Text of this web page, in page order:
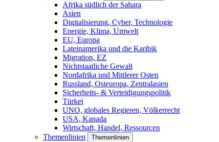
Afrika südlich der Sahara
Asien
Digitalisierung, Cyber, Technologie
Energie, Klima, Umwelt
EU, Europa
Lateinamerika und die Karibik
Migration, EZ
Nichtstaatliche Gewalt
Nordafrika und Mittlerer Osten
Russland, Osteuropa, Zentralasien
Sicherheits- & Verteidigungspolitik
Türkei
UNO, globales Regieren, Völkerrecht
USA, Kanada
Wirtschaft, Handel, Ressourcen
Themenlinien
Themenlinien